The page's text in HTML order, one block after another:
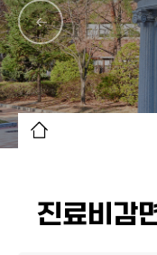
진료비감